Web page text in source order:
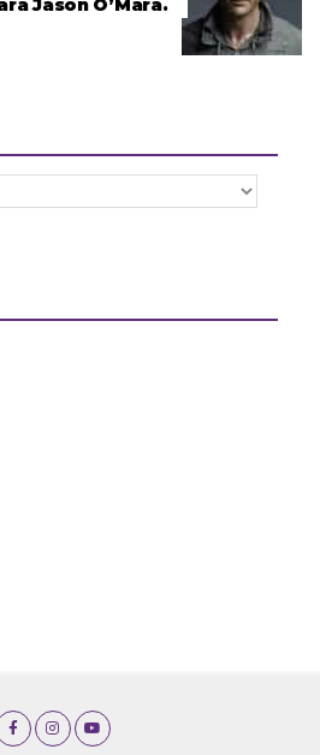
Jason O’Mara.